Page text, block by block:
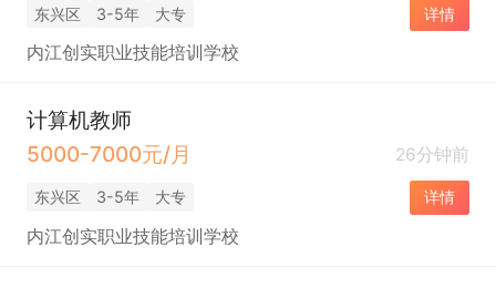
东兴区 3-5年 大专 详情
内江创实职业技能培训学校
计算机教师
5000-7000元/月
26分钟前
东兴区 3-5年 大专 详情
内江创实职业技能培训学校